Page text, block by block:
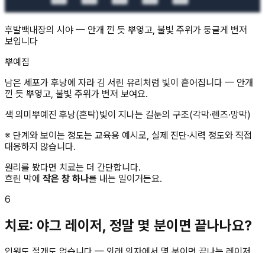
후발백내장의 시야 — 안개 낀 듯 뿌옇고, 불빛 주위가 둥글게 번져
보입니다
뿌예짐
남은 세포가 후낭에 자라 김 서린 유리처럼 빛이 흩어집니다 — 안개
낀 듯 뿌옇고, 불빛 주위가 번져 보여요.
색 의미 뿌예진 후낭(혼탁)빛이 지나는 길눈의 구조(각막·렌즈·망막)
※ 단계와 보이는 정도는 교육용 예시로, 실제 진단·시력 정도와 직접
대응하지 않습니다.
원리를 봤다면 치료는 더 간단합니다.
흐린 막에 작은 창 하나를 내는 일이거든요.
6
치료: 야그 레이저, 정말 몇 분이면 끝나나요?